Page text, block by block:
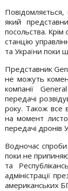
який
посольства.
станцію
та України поки
Представник
не можуть
компанії
передачі
року. Також все
на момент
передачі дронів
Водночас
поки не
та
адміністрації
американських